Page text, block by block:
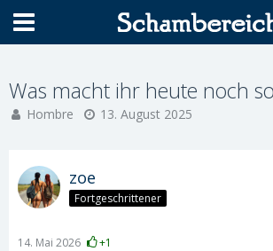
Was macht ihr heute noch
Hombre 13. August 2025
zoe
Fortgeschrittener
14. Mai 2026 +1